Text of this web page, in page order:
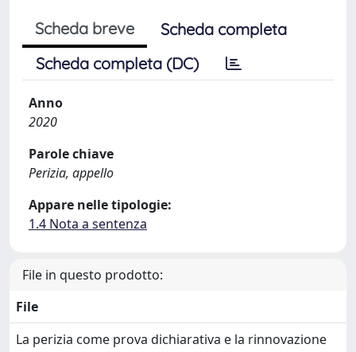
Scheda breve
Scheda completa
Scheda completa (DC)
Anno
2020
Parole chiave
Perizia, appello
Appare nelle tipologie:
1.4 Nota a sentenza
File in questo prodotto:
File
La perizia come prova dichiarativa e la rinnovazione